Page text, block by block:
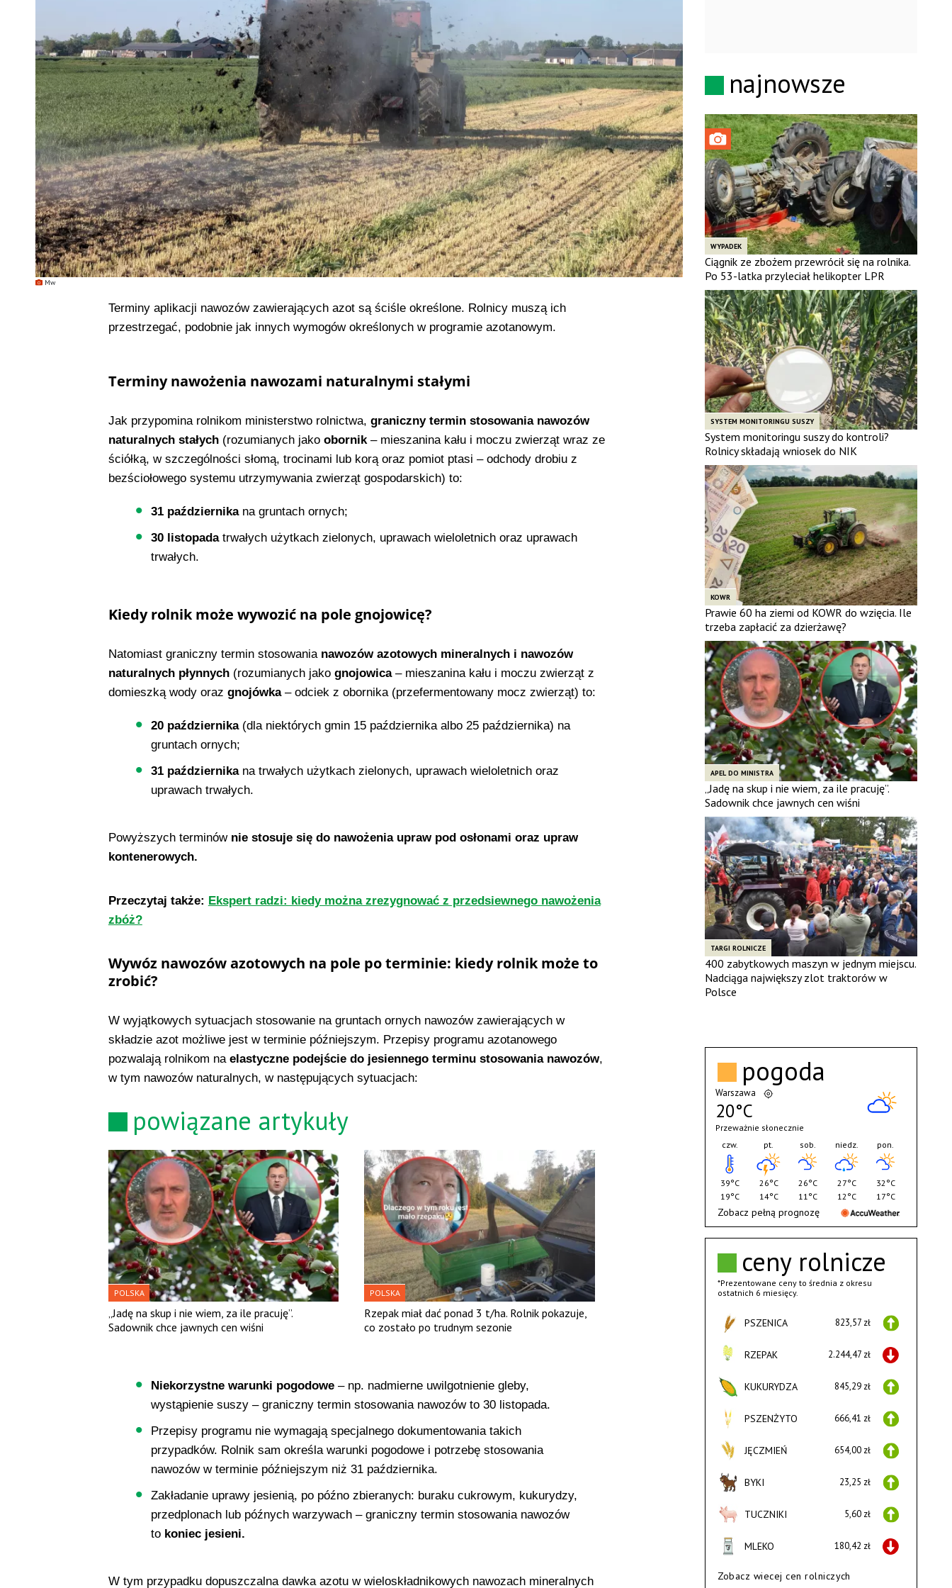
Mw
Terminy aplikacji nawozów zawierających azot są ściśle określone. Rolnicy muszą ich
przestrzegać, podobnie jak innych wymogów określonych w programie azotanowym.
Terminy nawożenia nawozami naturalnymi stałymi
Jak przypomina rolnikom ministerstwo rolnictwa, graniczny termin stosowania nawozów
naturalnych stałych(rozumianych jako obornik– mieszanina kału i moczu zwierząt wraz ze
ściółką, w szczególności słomą, trocinami lub korą oraz pomiot ptasi – odchody drobiu z
bezściołowego systemu utrzymywania zwierząt gospodarskich) to:
31 października na gruntach ornych;
30 listopadatrwałych użytkach zielonych, uprawach wieloletnich oraz uprawach
trwałych.
Kiedy rolnik może wywozić na pole gnojowicę?
Natomiast graniczny termin stosowanianawozów azotowych mineralnych i nawozów
naturalnych płynnych(rozumianych jako gnojowica – mieszanina kału i moczu zwierząt z
domieszką wody oraz gnojówka– odciek z obornika (przefermentowany mocz zwierząt) to:
20 października(dla niektórych gmin 15 października albo 25 października) na
gruntach ornych;
31 październikana trwałych użytkach zielonych, uprawach wieloletnich oraz
uprawach trwałych.
Powyższych terminów nie stosuje się do nawożenia upraw pod osłonami oraz upraw
kontenerowych.
Przeczytaj także: Ekspert radzi: kiedy można zrezygnować z przedsiewnego nawożenia
zbóż?
Wywóz nawozów azotowych na pole po terminie: kiedy rolnik może to
zrobić?
W wyjątkowych sytuacjach stosowanie na gruntach ornych nawozów zawierających w
składzie azot możliwe jest w terminie późniejszym. Przepisy programu azotanowego
pozwalają rolnikom na elastyczne podejście do jesiennego terminu stosowania nawozów,
w tym nawozów naturalnych, w następujących sytuacjach:
powiązane artykuły
POLSKA
„Jadę na skup i nie wiem, za ile pracuję”.
Sadownik chce jawnych cen wiśni
POLSKA
Rzepak miał dać ponad 3 t/ha. Rolnik pokazuje,
co zostało po trudnym sezonie
Niekorzystne warunki pogodowe– np. nadmierne uwilgotnienie gleby,
wystąpienie suszy – graniczny termin stosowania nawozów to 30 listopada.
Przepisy programu nie wymagają specjalnego dokumentowania takich
przypadków. Rolnik sam określa warunki pogodowe i potrzebę stosowania
nawozów w terminie późniejszym niż 31 października.
Zakładanie uprawy jesienią, po późno zbieranych: buraku cukrowym, kukurydzy,
przedplonach lub późnych warzywach – graniczny termin stosowania nawozów
tokoniec jesieni.
W tym przypadku dopuszczalna dawka azotu w wieloskładnikowych nawozach mineralnych
najnowsze
WYPADEK
Ciągnik ze zbożem przewrócił się na rolnika.
Po 53-latka przyleciał helikopter LPR
SYSTEM MONITORINGU SUSZY
System monitoringu suszy do kontroli?
Rolnicy składają wniosek do NIK
KOWR
Prawie 60 ha ziemi od KOWR do wzięcia. Ile
trzeba zapłacić za dzierżawę?
APEL DO MINISTRA
„Jadę na skup i nie wiem, za ile pracuję”.
Sadownik chce jawnych cen wiśni
TARGI ROLNICZE
400 zabytkowych maszyn w jednym miejscu.
Nadciąga największy zlot traktorów w
Polsce
ceny rolnicze
*Prezentowane ceny to średnia z okresu
ostatnich 6 miesięcy.
PSZENICA 823,57 zł
RZEPAK 2.244,47 zł
KUKURYDZA 845,29 zł
PSZENŻYTO 666,41 zł
JĘCZMIEŃ 654,00 zł
BYKI 23,25 zł
TUCZNIKI 5,60 zł
MLEKO 180,42 zł
Zobacz wiecej cen rolniczych
pogoda
Warszawa
20°C
Przeważnie słonecznie
czw.
39°C
19°C
pt.
26°C
14°C
sob.
26°C
11°C
niedz.
27°C
12°C
pon.
32°C
17°C
Zobacz pełną prognozę